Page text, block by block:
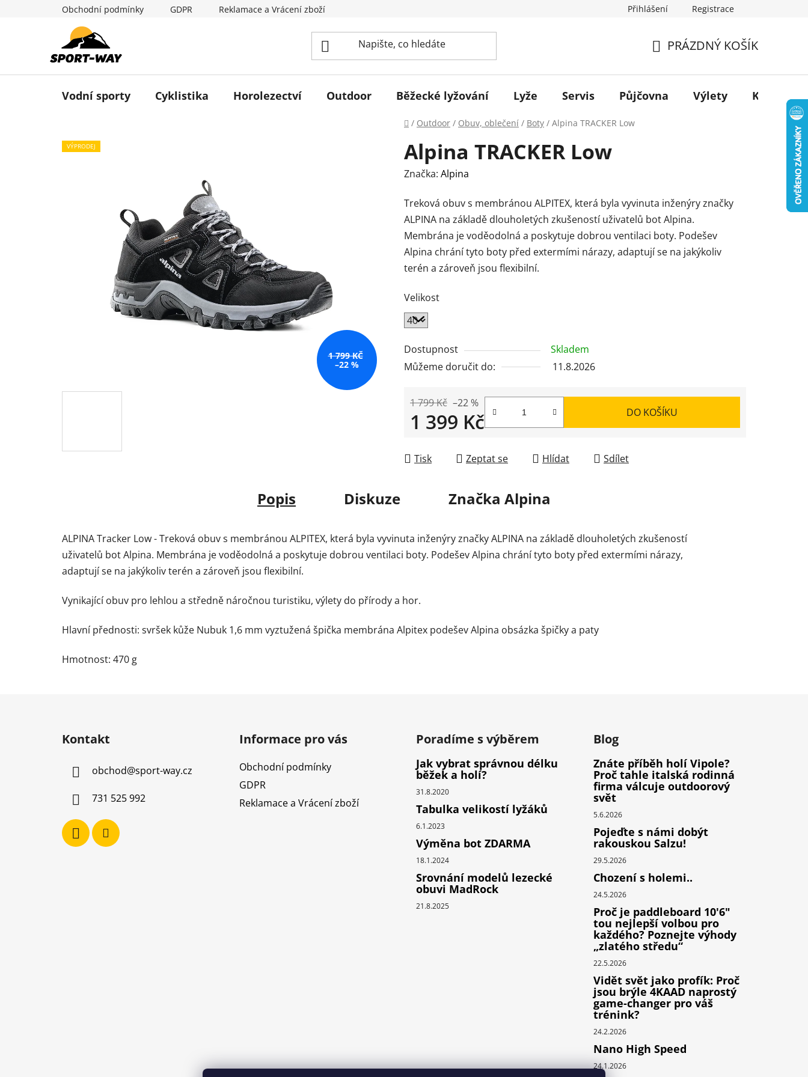
Obchodní podmínky GDPR Reklamace a Vrácení zboží Přihlášení Registrace
KOŠÍK
PRÁZDNÝ KOŠÍK
Vodní sporty Cyklistika Horolezectví Outdoor Běžecké lyžování Lyže Servis Půjčovna Výlety Kontakt
Domů
/ Outdoor / Obuv, oblečení / Boty / Alpina TRACKER Low
Alpina TRACKER Low
Značka: Alpina
Treková obuv s membránou ALPITEX, která byla vyvinuta inženýry značky
ALPINA na základě dlouholetých zkušeností uživatelů bot Alpina.
Membrána je voděodolná a poskytuje dobrou ventilaci boty. Podešev
Alpina chrání tyto boty před extermími nárazy, adaptují se na jakýkoliv
terén a zároveň jsou flexibilní.
Velikost
Dostupnost
Skladem
Můžeme doručit do:
11.8.2026
1 799 Kč –22 %
1 399 Kč DO KOŠÍKU
Tisk Zeptat se Hlídat Sdílet
VÝPRODEJ
1 799 KČ
–22 %
Popis Diskuze Značka Alpina
ALPINA Tracker Low - Treková obuv s membránou ALPITEX, která byla vyvinuta inženýry značky ALPINA na základě dlouholetých zkušeností
uživatelů bot Alpina. Membrána je voděodolná a poskytuje dobrou ventilaci boty. Podešev Alpina chrání tyto boty před extermími nárazy,
adaptují se na jakýkoliv terén a zároveň jsou flexibilní.
Vynikající obuv pro lehlou a středně náročnou turistiku, výlety do přírody a hor.
Hlavní přednosti: svršek kůže Nubuk 1,6 mm vyztužená špička membrána Alpitex podešev Alpina obsázka špičky a paty
Hmotnost: 470 g
Kontakt
obchod@sport-way.cz
731 525 992
Informace pro vás
Obchodní podmínky
GDPR
Reklamace a Vrácení zboží
Poradíme s výběrem
Jak vybrat správnou délku
běžek a holí?
31.8.2020
Tabulka velikostí lyžáků
6.1.2023
Výměna bot ZDARMA
18.1.2024
Srovnání modelů lezecké
obuvi MadRock
21.8.2025
Blog
Znáte příběh holí Vipole?
Proč tahle italská rodinná
firma válcuje outdoorový
svět
5.6.2026
Pojeďte s námi dobýt
rakouskou Salzu!
29.5.2026
Chození s holemi..
24.5.2026
Proč je paddleboard 10'6"
tou nejlepší volbou pro
každého? Poznejte výhody
„zlatého středu“
22.5.2026
Vidět svět jako profík: Proč
jsou brýle 4KAAD naprostý
game-changer pro váš
trénink?
24.2.2026
Nano High Speed
24.1.2026